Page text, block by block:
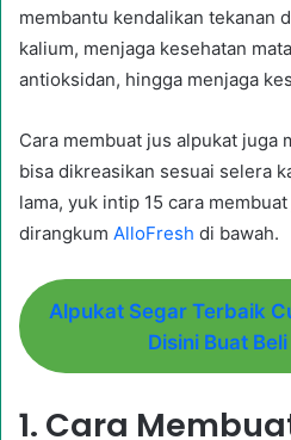
membantu kendalikan tekanan
kalium, menjaga kesehatan
antioksidan, hingga menjaga
Cara membuat jus alpukat juga
bisa dikreasikan sesuai selera
lama, yuk intip 15 cara
dirangkum AlloFresh di bawah.
Alpukat Segar Terbaik
Disini Buat
1. Cara